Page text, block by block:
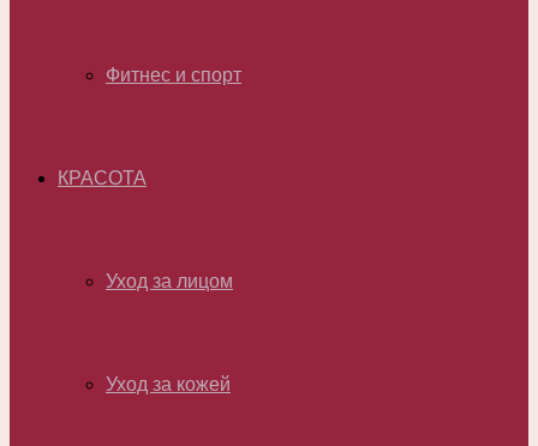
Фитнес и спорт
КРАСОТА
Уход за лицом
Уход за кожей